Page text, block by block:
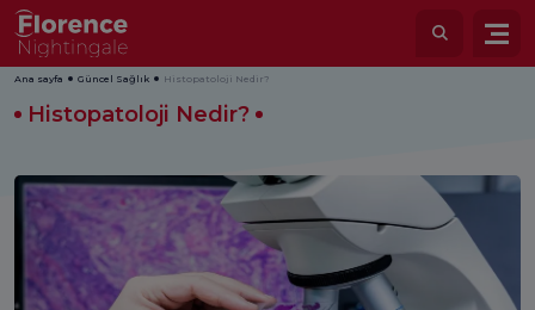
Ana sayfa Güncel Sağlık Histopatoloji Nedir?
Histopatoloji Nedir?